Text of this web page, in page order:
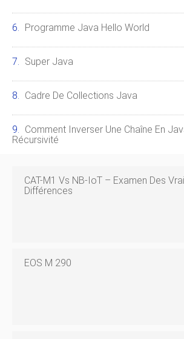
Programme Java Hello World
Super Java
Cadre De Collections Java
Comment Inverser Une Chaîne En
Récursivité
CAT-M1 Vs NB-IoT – Examen Des
Différences
EOS M 290